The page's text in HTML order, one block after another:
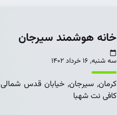
خانه هوشمند سیرجان
سه شنبه, 16 خرداد 1402
كرمان, سیرجان, خیابان قدس
کافی نت شهبا